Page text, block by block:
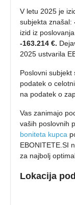
V letu 2025 je
subjekta znašal:
izid iz
-163.214 €.
2025 ustvarila
Poslovni subjekt
podatek o
na podatek o
Vas zanimajo
vaših poslovnih
boniteta kupca
EBONITETE.SI
za najbolj
Lokacija